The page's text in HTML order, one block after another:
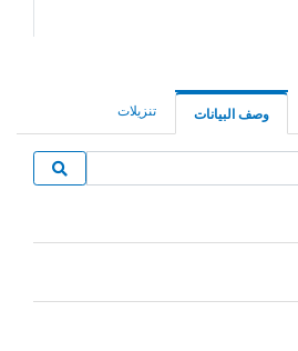
وصف البيانات تنزيلات